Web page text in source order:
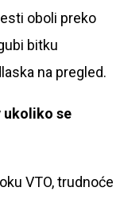
oboli preko
bitku
na pregled.
ukoliko se
VTO, trudnoće